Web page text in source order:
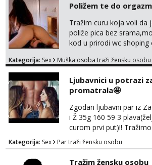
Poližem te do
Tražim curu koja voli da
poliže pica bez
kod u prirodi wc
jer nisam solo. Zgodan
za brz dogovor Kontakt
Kategorija: Sex Muška osoba traži žensku osobu
Ljubavnici u potrazi
promatrala🤩
Zgodan ljubavni par iz
i Ž 35g 160 59 3
curom prvi put)!!
curu koja bi nas
žestok odnos. Može se
mora.Bitno da uzivamo
Kategorija: Sex Par traži žensku osobu
Tražim žensku osobu